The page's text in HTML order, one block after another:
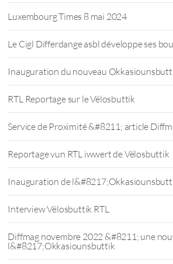
Luxembourg Times 8 mai 2024
Le Cigl Differdange asbl développe ses
Inauguration du nouveau
RTL Reportage sur le Vëlosbuttik
Service de Proximité &#8211; article
Reportage vun RTL iwwert de Vëlosbuttik
Inauguration de
Interview Vëlosbuttik RTL
Diffmag novembre 2022 &#8211; une
l&#8217;Okkasiounsbuttik